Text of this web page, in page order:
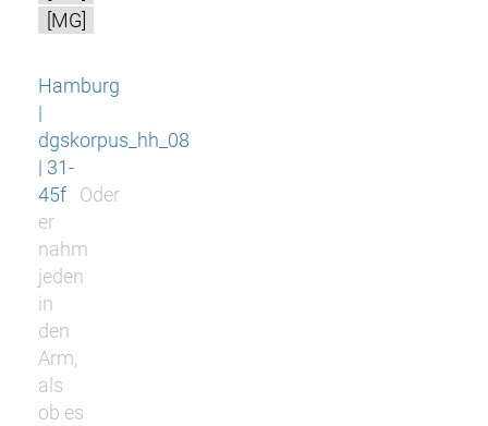
[MG]
Hamburg
|
dgskorpus_hh_08
| 31-
45f
Oder
er
nahm
jeden
in
den
Arm,
als
ob es